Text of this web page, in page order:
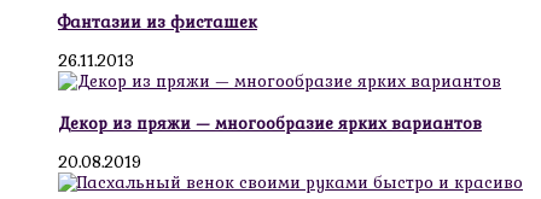
Фантазии из фисташек
26.11.2013
Декор из пряжи — многообразие ярких вариантов
20.08.2019